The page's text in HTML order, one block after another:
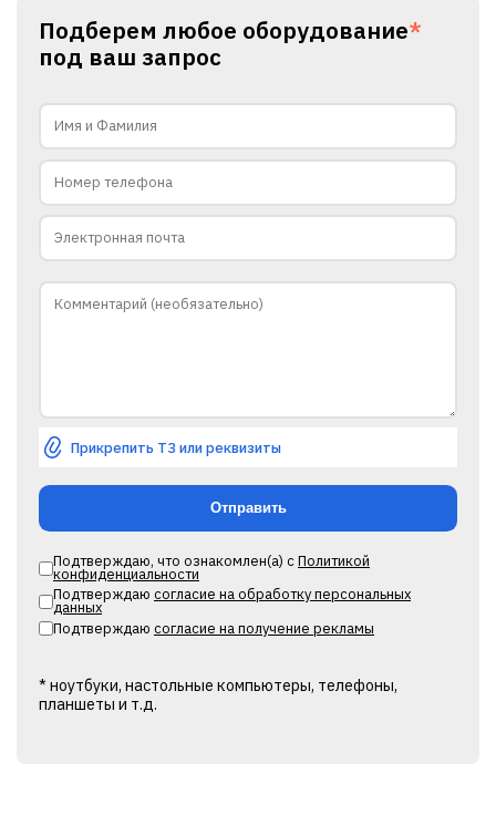
Подберем любое оборудование*
под ваш запрос
Прикрепить ТЗ или реквизиты
Подтверждаю, что ознакомлен(а) сПолитикой
конфиденциальности
Подтверждаю согласие на обработку персональных
данных
Подтверждаю согласие на получение рекламы
* ноутбуки, настольные компьютеры, телефоны,
планшеты и т.д.